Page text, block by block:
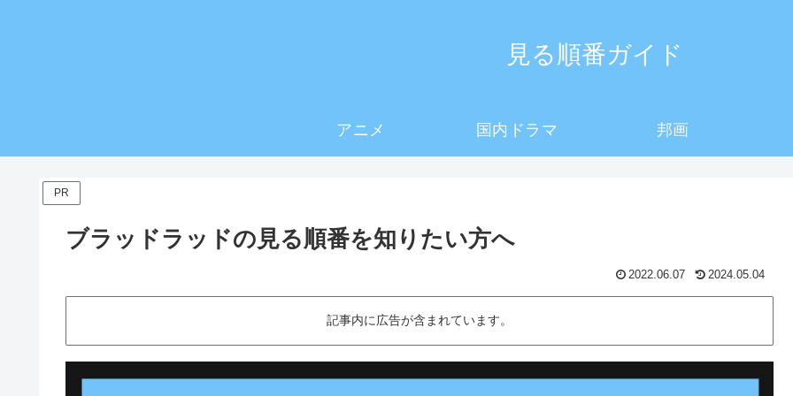
見る順番ガイド
アニメ 国内ドラマ 邦画
PR
ブラッドラッドの見る順番を知りたい方へ
2022.06.07 2024.05.04
記事内に広告が含まれています。